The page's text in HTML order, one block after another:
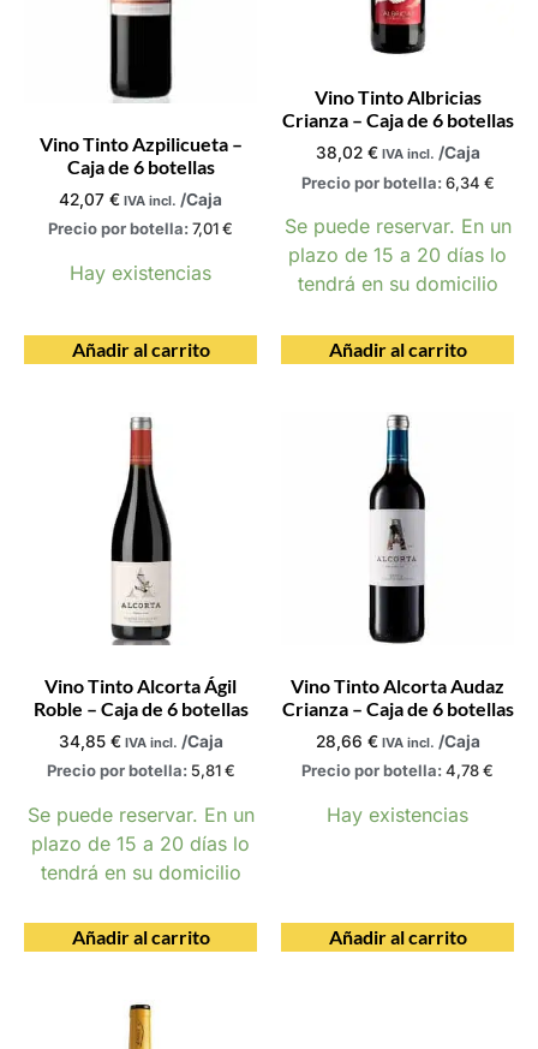
Vino Tinto Azpilicueta –
Caja de 6 botellas
42,07 € IVA incl. /Caja
Precio por botella: 7,01€
Hay existencias
Añadir al carrito
Vino Tinto Albricias
Crianza – Caja de 6 botellas
38,02 € IVA incl. /Caja
Precio por botella: 6,34 €
Se puede reservar. En un
plazo de 15 a 20 días lo
tendrá en su domicilio
Añadir al carrito
Vino Tinto Alcorta Ágil
Roble – Caja de 6 botellas
34,85 € IVA incl. /Caja
Precio por botella: 5,81€
Se puede reservar. En un
plazo de 15 a 20 días lo
tendrá en su domicilio
Añadir al carrito
Vino Tinto Alcorta Audaz
Crianza – Caja de 6 botellas
28,66 € IVA incl. /Caja
Precio por botella: 4,78€
Hay existencias
Añadir al carrito